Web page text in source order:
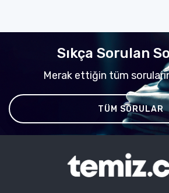
Sıkça Sorulan
Merak ettiğin tüm
TÜM SORULAR